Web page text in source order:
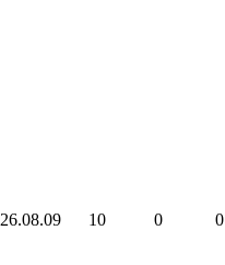
26.08.09 10 0 0